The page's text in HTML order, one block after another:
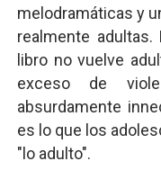
melodramáticas y
realmente
libro no vuelve
exceso de
absurdamente
es lo que los
"lo adulto".